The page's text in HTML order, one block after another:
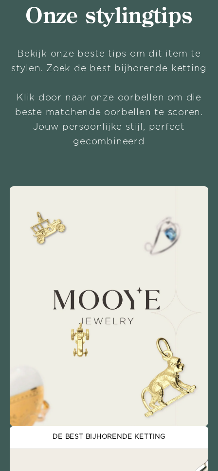
Onze stylingtips
Bekijk onze beste tips om dit item te
stylen. Zoek de best bijhorende ketting
Klik door naar onze oorbellen om die
beste matchende oorbellen te scoren.
Jouw persoonlijke stijl, perfect
gecombineerd
DE BEST BIJHORENDE KETTING